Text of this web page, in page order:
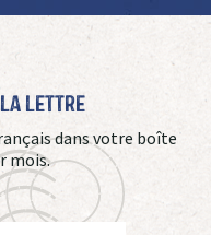
Lettre
dans votre boîte
mois.